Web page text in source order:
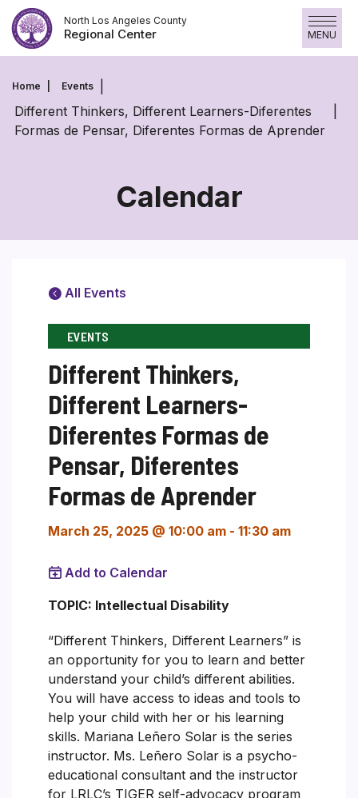
Skip
to
content
North Los Angeles County
Regional Center MENU
Home Events
Different Thinkers, Different Learners-Diferentes
Formas de Pensar, Diferentes Formas de Aprender
Calendar
All Events
EVENTS
Different Thinkers,
Different Learners-
Diferentes Formas de
Pensar, Diferentes
Formas de Aprender
March 25, 2025 @ 10:00 am - 11:30 am
Add to Calendar
TOPIC: Intellectual Disability
“Different Thinkers, Different Learners” is
an opportunity for you to learn and better
understand your child’s different abilities.
You will have access to ideas and tools to
help your child with her or his learning
skills. Mariana Leñero Solar is the series
instructor. Ms. Leñero Solar is a psycho-
educational consultant and the instructor
for LRLC’s TIGER self-advocacy program